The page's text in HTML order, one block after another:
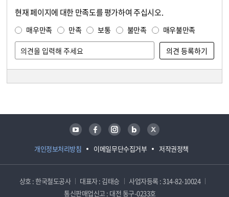
현재 페이지에 대한 만족도를 평가하여 주십시오.
매우만족 만족 보통 불만족 매우불만족
개인정보처리방침 이메일무단수집거부 저작권정책
유튜브 페이스북 인스타그램 블로그 트위터
상호 : 한국철도공사 대표자 : 김태승
사업자등록 : 314-82-10024
통신판매업신고 : 대전 동구-0233호